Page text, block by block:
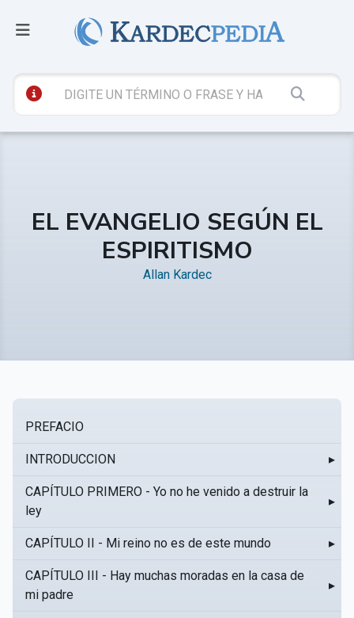
EL EVANGELIO SEGÚN EL
ESPIRITISMO
Allan Kardec
PREFACIO
INTRODUCCION ▸
CAPÍTULO PRIMERO - Yo no he venido a destruir la
ley
▸
CAPÍTULO II - Mi reino no es de este mundo ▸
CAPÍTULO III - Hay muchas moradas en la casa de
mi padre
▸